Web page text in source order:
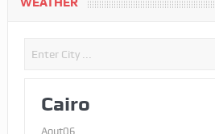
Cairo
Aout06